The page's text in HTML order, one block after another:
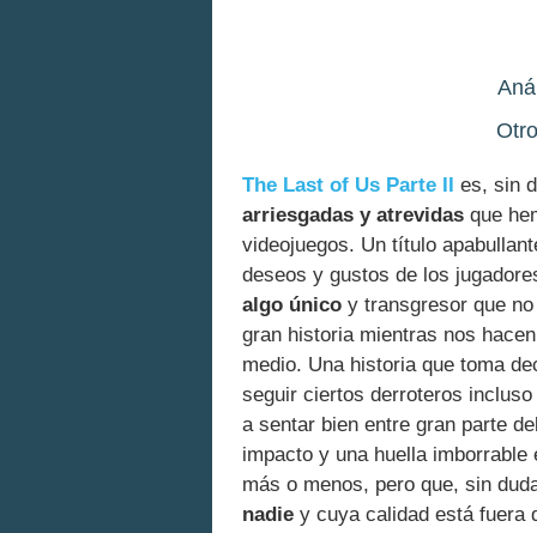
The Last of Us Parte II es, sin
arriesgadas y atrevidas que
videojuegos. Un título
deseos y gustos de los
algo único y transgresor que
gran historia mientras nos
medio. Una historia que toma
seguir ciertos derroteros
a sentar bien entre gran parte
impacto y una huella
más o menos, pero que, sin
nadie y cuya calidad está fuera